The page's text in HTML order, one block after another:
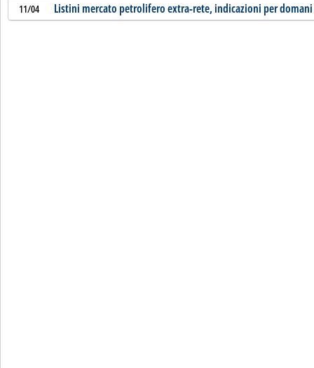
11/04 Listini mercato petrolifero extra-rete, indicazioni per domani